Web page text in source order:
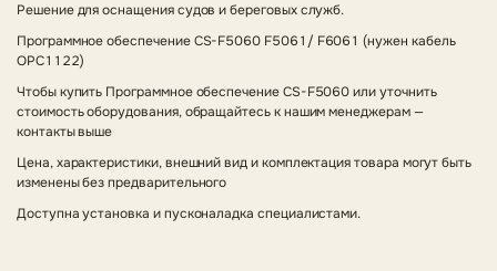
Решение для оснащения судов и береговых служб.
Программное обеспечение CS-F5060 F5061/ F6061 (нужен кабель
OPC1122)
Чтобы купить Программное обеспечение CS-F5060 или уточнить
стоимость оборудования, обращайтесь к нашим менеджерам —
контакты выше
Цена, характеристики, внешний вид и комплектация товара могут быть
изменены без предварительного
Доступна установка и пусконаладка специалистами.